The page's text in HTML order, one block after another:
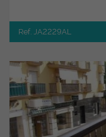
Ref. JA2229AL